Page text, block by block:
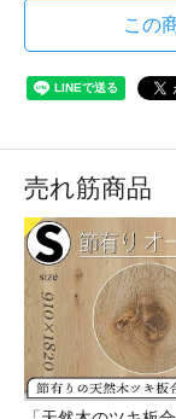
この
売れ筋商品